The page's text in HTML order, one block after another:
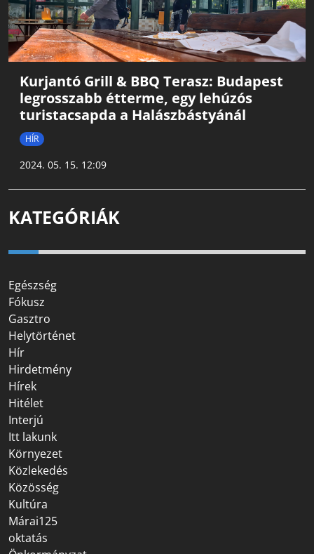
Kurjantó Grill & BBQ Terasz: Budapest
legrosszabb étterme, egy lehúzós
turistacsapda a Halászbástyánál
HÍR
2024. 05. 15. 12:09
KATEGÓRIÁK
Egészség
Fókusz
Gasztro
Helytörténet
Hír
Hirdetmény
Hírek
Hitélet
Interjú
Itt lakunk
Környezet
Közlekedés
Közösség
Kultúra
Márai125
oktatás